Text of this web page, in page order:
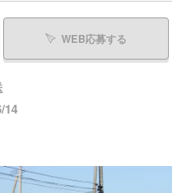
WEB応募する
14